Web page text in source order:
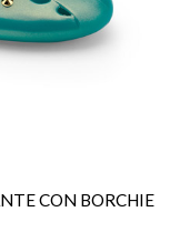
CON BORCHIE